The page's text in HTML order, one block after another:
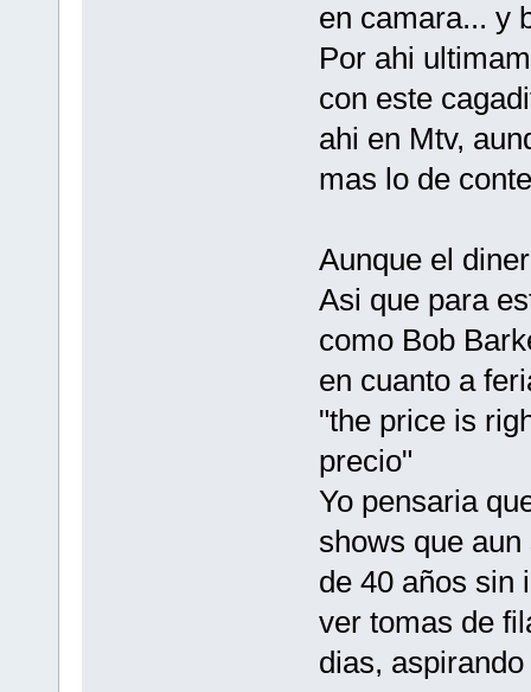
en camara... y
Por ahi
con este
ahi en Mtv,
mas lo de
Aunque el
Asi que para
como Bob
en cuanto a
"the price is
precio"
Yo pensaria
shows que
de 40 años sin
ver tomas de
dias,